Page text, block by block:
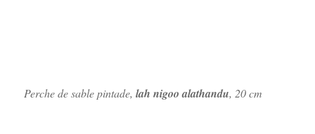
Perche de sable pintade,lah nigoo alathandu, 20 cm